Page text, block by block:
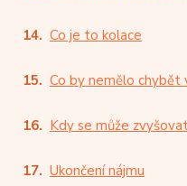
Co je to kolace
Co by nemělo chybět
Kdy se může
Ukončení nájmu